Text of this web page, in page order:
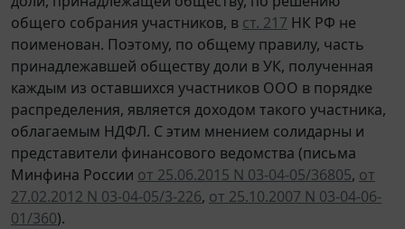
общего собрания участников, в ст. 217 НК РФ не
поименован. Поэтому, по общему правилу, часть
принадлежавшей обществу доли в УК, полученная
каждым из оставшихся участников ООО в порядке
распределения, является доходом такого участника,
облагаемым НДФЛ. С этим мнением солидарны и
представители финансового ведомства (письма
Минфина России от 25.06.2015 N 03-04-05/36805, от
27.02.2012 N 03-04-05/3-226, от 25.10.2007 N 03-04-06-
01/360).